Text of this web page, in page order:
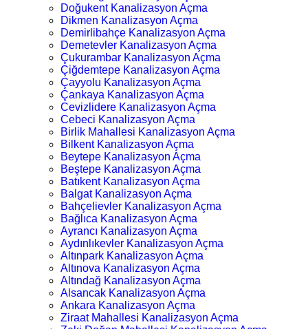
Doğukent Kanalizasyon Açma
Dikmen Kanalizasyon Açma
Demirlibahçe Kanalizasyon Açma
Demetevler Kanalizasyon Açma
Çukurambar Kanalizasyon Açma
Çiğdemtepe Kanalizasyon Açma
Çayyolu Kanalizasyon Açma
Çankaya Kanalizasyon Açma
Cevizlidere Kanalizasyon Açma
Cebeci Kanalizasyon Açma
Birlik Mahallesi Kanalizasyon Açma
Bilkent Kanalizasyon Açma
Beytepe Kanalizasyon Açma
Beştepe Kanalizasyon Açma
Batıkent Kanalizasyon Açma
Balgat Kanalizasyon Açma
Bahçelievler Kanalizasyon Açma
Bağlıca Kanalizasyon Açma
Ayrancı Kanalizasyon Açma
Aydınlıkevler Kanalizasyon Açma
Altınpark Kanalizasyon Açma
Altınova Kanalizasyon Açma
Altındağ Kanalizasyon Açma
Alsancak Kanalizasyon Açma
Ankara Kanalizasyon Açma
Ziraat Mahallesi Kanalizasyon Açma